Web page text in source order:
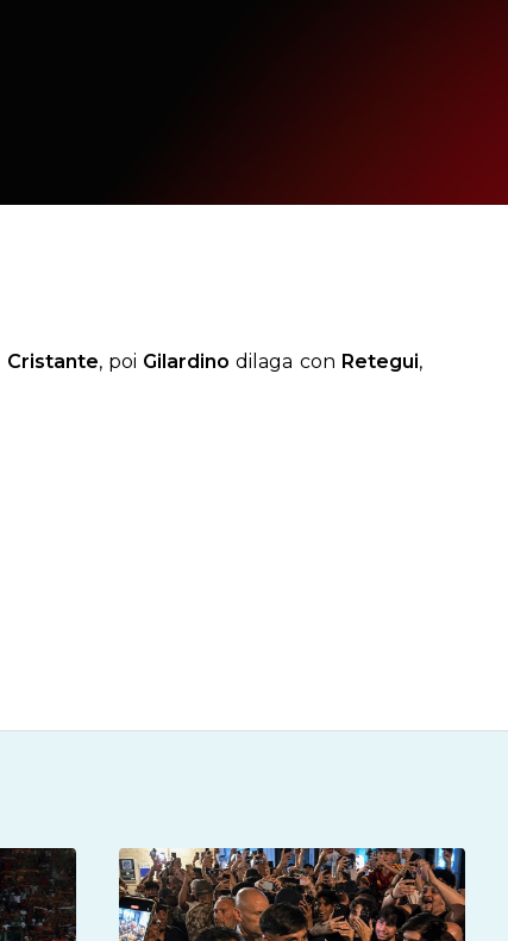
Cristante, poi Gilardino dilaga con Retegui,